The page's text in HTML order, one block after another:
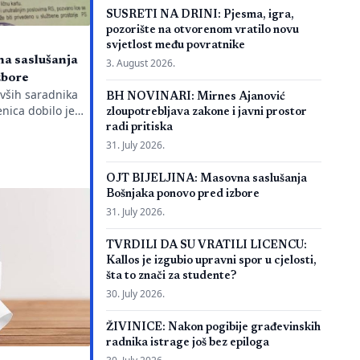
saslušanja
saradnika
dobilo je
policijsku
svega dan
Izvještaja o
centra
pozivanje
SUSRETI NA DRINI: Pjesma, igra,
pozorište na otvorenom vratilo novu
svjetlost među povratnike
3. August 2026.
BH NOVINARI: Mirnes Ajanović
zloupotrebljava zakone i javni prostor
radi pritiska
31. July 2026.
OJT BIJELJINA: Masovna saslušanja
Bošnjaka ponovo pred izbore
31. July 2026.
TVRDILI DA SU VRATILI LICENCU:
Kallos je izgubio upravni spor u cjelosti,
šta to znači za studente?
30. July 2026.
ŽIVINICE: Nakon pogibije građevinskih
radnika istrage još bez epiloga